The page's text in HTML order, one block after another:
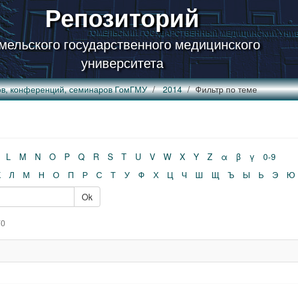
Репозиторий
государственного медицинского
университета
конференций, семинаров ГомГМУ 2014 Фильтр по теме
L M N O P Q R S T U V W X Y Z α β γ
0-9
Л М Н О П Р С Т У Ф Х Ц Ч Ш Щ Ъ Ы Ь Э Ю
Ok